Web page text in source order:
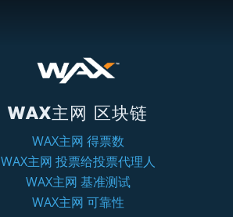
WAX主网 区块链
WAX主网 得票数
WAX主网 投票给投票代理人
WAX主网 基准测试
WAX主网 可靠性